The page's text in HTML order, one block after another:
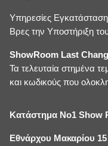
Υπηρεσίες
Βρες την Υποστήριξη
ShowRoom Last
Τα τελευταία στημένα
και κωδικούς που
Κατάστημα No1 Show
Εθνάρχου Μακαρίου 15